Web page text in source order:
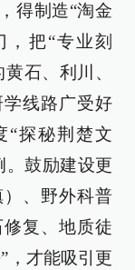
得制造“淘金
把“专业刻
石、利川、
线路广受好
“探秘荆楚文
。鼓励建设更
、野外科普
复、地质徒
，才能吸引更